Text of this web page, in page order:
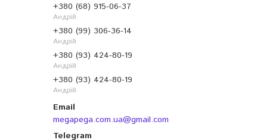
+380 (68) 915-06-37
Андрій
+380 (99) 306-36-14
Андрій
+380 (93) 424-80-19
Андрій
+380 (93) 424-80-19
Андрій
megapega.com.ua@gmail.com